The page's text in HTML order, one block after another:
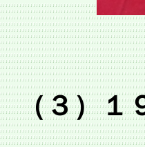
（３）１